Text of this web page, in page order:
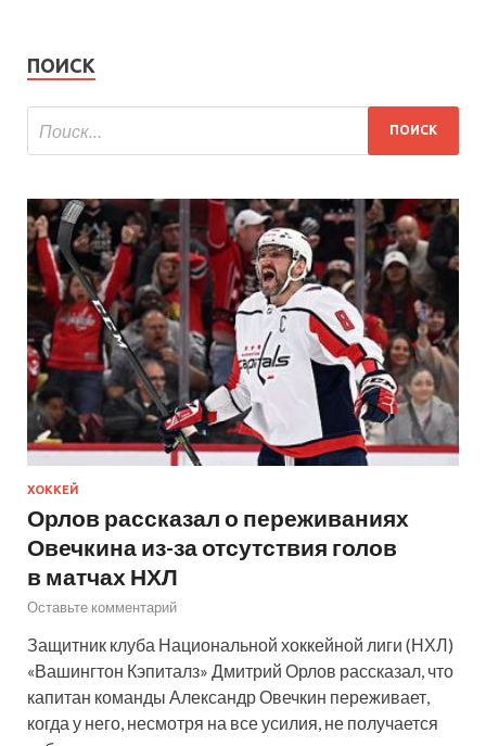
ПОИСК
ХОККЕЙ
Орлов рассказал о переживаниях
Овечкина из-за отсутствия голов
в матчах НХЛ
Оставьте комментарий
Защитник клуба Национальной хоккейной лиги (НХЛ)
«Вашингтон Кэпиталз» Дмитрий Орлов рассказал, что
капитан команды Александр Овечкин переживает,
когда у него, несмотря на все усилия, не получается